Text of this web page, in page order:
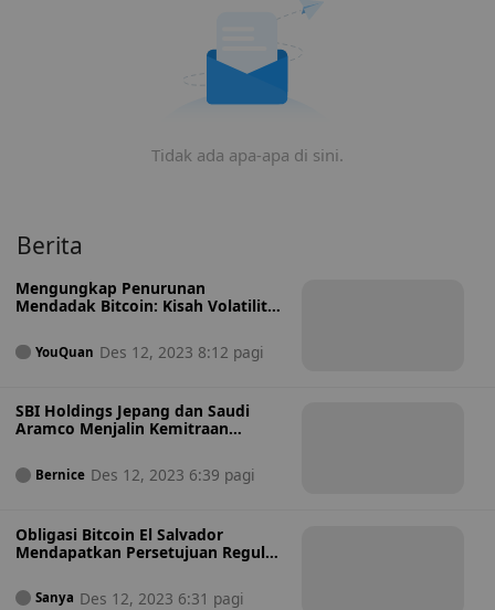
Tidak ada apa-apa di sini.
Berita
Mengungkap Penurunan
Mendadak Bitcoin: Kisah Volatilitas
YouQuan Des 12, 2023 8:12 pagi
SBI Holdings Jepang dan Saudi
Aramco Menjalin Kemitraan
Bernice Des 12, 2023 6:39 pagi
Obligasi Bitcoin El Salvador
Mendapatkan Persetujuan Regulasi
Sanya Des 12, 2023 6:31 pagi